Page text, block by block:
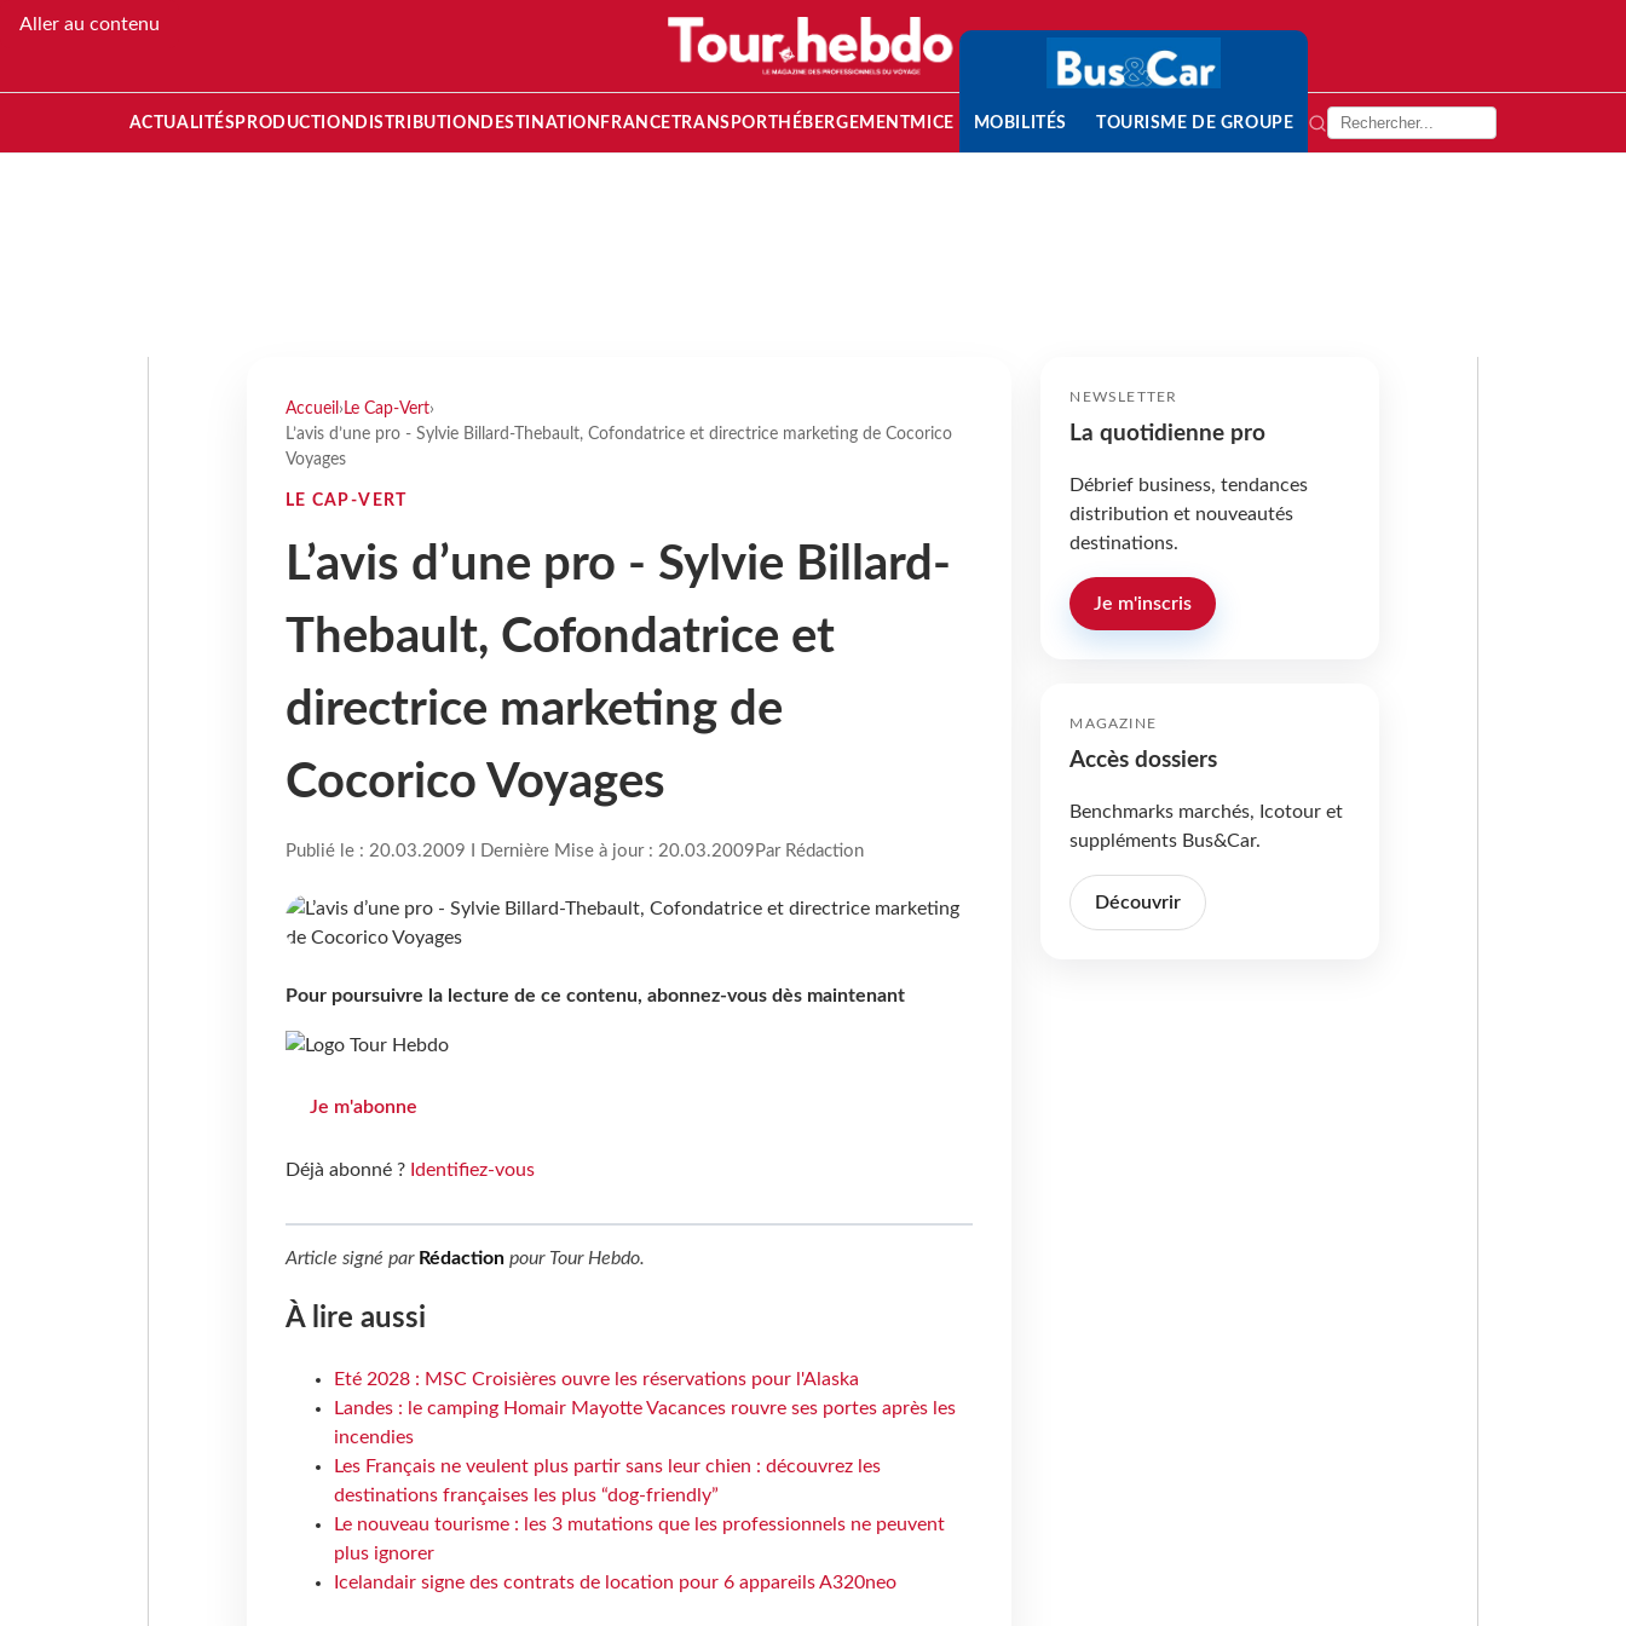
Aller au contenu
ACTUALITÉS PRODUCTION DISTRIBUTION DESTINATION FRANCETRANSPORT HÉBERGEMENTMICE MOBILITÉS TOURISME DE GROUPE
Accueil › Le Cap-Vert›
L’avis d’une pro - Sylvie Billard-Thebault, Cofondatrice et directrice marketing de Cocorico
Voyages
LE CAP-VERT
L’avis d’une pro - Sylvie Billard-
Thebault, Cofondatrice et
directrice marketing de
Cocorico Voyages
Publié le : 20.03.2009 I Dernière Mise à jour : 20.03.2009 Par Rédaction
Pour poursuivre la lecture de ce contenu, abonnez-vous dès maintenant
Je m'abonne
Déjà abonné ? Identifiez-vous
Article signé par Rédactionpour Tour Hebdo.
À lire aussi
Eté 2028 : MSC Croisières ouvre les réservations pour l'Alaska
Landes : le camping Homair Mayotte Vacances rouvre ses portes après les
incendies
Les Français ne veulent plus partir sans leur chien : découvrez les
destinations françaises les plus “dog-friendly”
Le nouveau tourisme : les 3 mutations que les professionnels ne peuvent
plus ignorer
Icelandair signe des contrats de location pour 6 appareils A320neo
NEWSLETTER
La quotidienne pro
Débrief business, tendances
distribution et nouveautés
destinations.
Je m'inscris
MAGAZINE
Accès dossiers
Benchmarks marchés, Icotour et
suppléments Bus&Car.
Découvrir